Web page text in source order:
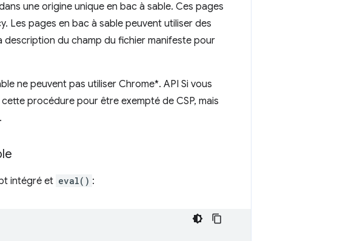
une origine unique en bac à sable. Ces pages
Les pages en bac à sable peuvent utiliser des
description du champ du fichier manifeste pour
ne peuvent pas utiliser Chrome*. API Si vous
cette procédure pour être exempté de CSP, mais
intégré et eval() :